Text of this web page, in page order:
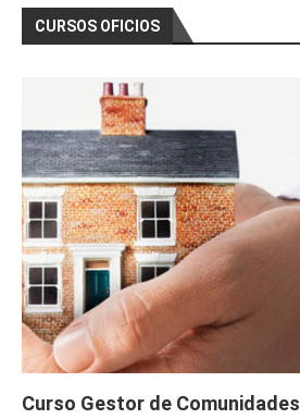
CURSOS OFICIOS
Curso Gestor de Comunidades